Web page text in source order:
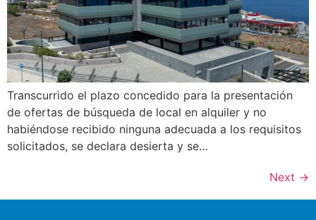
Transcurrido el plazo concedido para la presentación
de ofertas de búsqueda de local en alquiler y no
habiéndose recibido ninguna adecuada a los requisitos
solicitados, se declara desierta y se…
Next →